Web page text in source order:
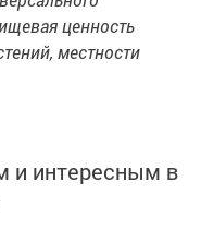
ценность
местности
и интересным в